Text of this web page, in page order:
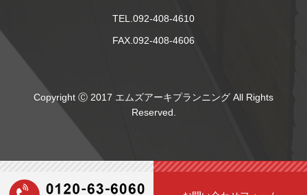
TEL.092-408-4610
FAX.092-408-4606
Copyright Ⓒ 2017 エムズアーキプランニング All Rights
Reserved.